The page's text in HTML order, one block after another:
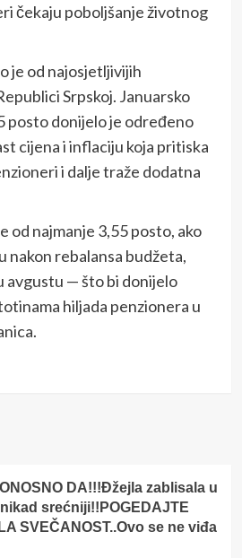
čekaju poboljšanje životnog
je od najosjetljivijih
Srpskoj. Januarsko
posto donijelo je određeno
cijena i inflaciju koja pritiska
i dalje traže dodatna
od najmanje 3,55 posto, ako
nakon rebalansa budžeta,
avgustu — što bi donijelo
hiljada penzionera u
DA!!!Đžejla zablisala u
srećniji!!POGEDAJTE
SVEČANOST..Ovo se ne viđa